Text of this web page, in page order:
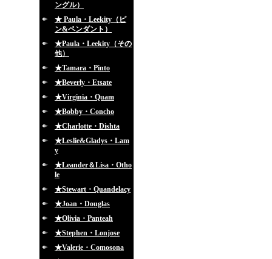
ングル）
★ Paula・Leekity（ピ
ン&ペンダント）
★Paula・Leekity（その
他）
★Tamara・Pinto
★Beverly・Etsate
★Virginia・Quam
★Bobby・Concho
★Charlotte・Dishta
★Leslie&Gladys・Lam
y
★Leander＆Lisa・Otho
le
★Stewart・Quandelacy
★Joan・Douglas
★Olivia・Panteah
★Stephen・Lonjose
★Valerie・Comosona